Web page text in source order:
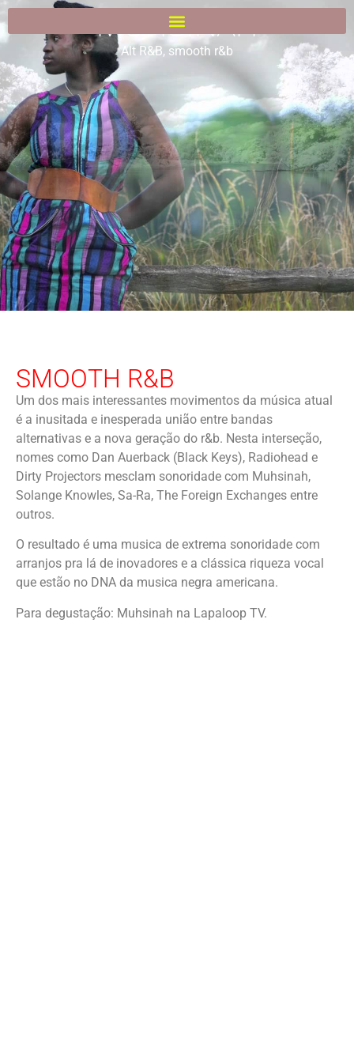
MUHSINAH
Alt R&B, smooth r&b
SMOOTH R&B
Um dos mais interessantes movimentos da música atual
é a inusitada e inesperada união entre bandas
alternativas e a nova geração do r&b. Nesta interseção,
nomes como Dan Auerback (Black Keys), Radiohead e
Dirty Projectors mesclam sonoridade com Muhsinah,
Solange Knowles, Sa-Ra, The Foreign Exchanges entre
outros.
O resultado é uma musica de extrema sonoridade com
arranjos pra lá de inovadores e a clássica riqueza vocal
que estão no DNA da musica negra americana.
Para degustação: Muhsinah na Lapaloop TV.